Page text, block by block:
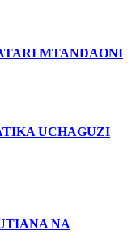
MTANDAONI
UCHAGUZI
NA